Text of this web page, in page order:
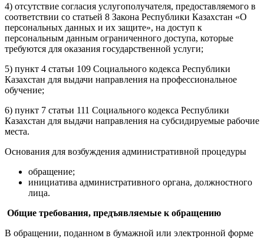
4) отсутствие согласия услугополучателя, предоставляемого в
соответствии со статьей 8 Закона Республики Казахстан «О
персональных данных и их защите», на доступ к
персональным данным ограниченного доступа, которые
требуются для оказания государственной услуги;
5) пункт 4 статьи 109 Социального кодекса Республики
Казахстан для выдачи направления на профессиональное
обучение;
6) пункт 7 статьи 111 Социального кодекса Республики
Казахстан для выдачи направления на субсидируемые рабочие
места.
Основания для возбуждения административной процедуры
обращение;
инициатива административного органа, должностного
лица.
Общие требования, предъявляемые к обращению
В обращении, поданном в бумажной или электронной форме